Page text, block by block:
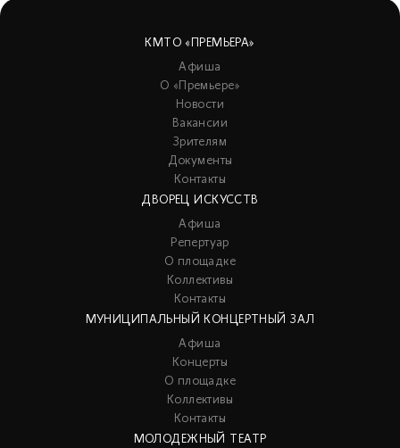
КМТО «ПРЕМЬЕРА»
Афиша
О «Премьере»
Новости
Вакансии
Зрителям
Документы
Контакты
ДВОРЕЦ ИСКУССТВ
Афиша
Репертуар
О площадке
Коллективы
Контакты
МУНИЦИПАЛЬНЫЙ КОНЦЕРТНЫЙ ЗАЛ
Афиша
Концерты
О площадке
Коллективы
Контакты
МОЛОДЕЖНЫЙ ТЕАТР